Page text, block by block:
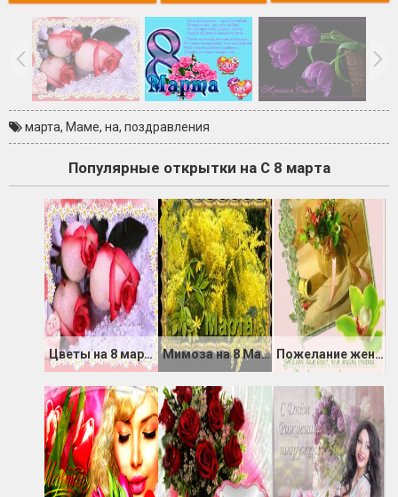
марта, Маме, на, поздравления
Популярные открытки на С 8 марта
Цветы на 8 марта маме Мимоза на 8 Марта Пожелание женщинам коллегам на 8 Марта